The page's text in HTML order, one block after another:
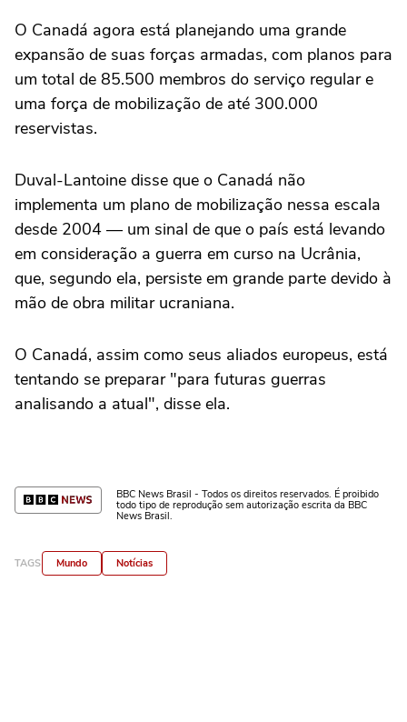
O Canadá agora está planejando uma grande
expansão de suas forças armadas, com planos para
um total de 85.500 membros do serviço regular e
uma força de mobilização de até 300.000
reservistas.
Duval-Lantoine disse que o Canadá não
implementa um plano de mobilização nessa escala
desde 2004 — um sinal de que o país está levando
em consideração a guerra em curso na Ucrânia,
que, segundo ela, persiste em grande parte devido à
mão de obra militar ucraniana.
O Canadá, assim como seus aliados europeus, está
tentando se preparar "para futuras guerras
analisando a atual", disse ela.
BBC News Brasil - Todos os direitos reservados. É proibido
todo tipo de reprodução sem autorização escrita da BBC
News Brasil.
TAGS Mundo Notícias